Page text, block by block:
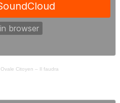
Ovale Citoyen – Il faudra